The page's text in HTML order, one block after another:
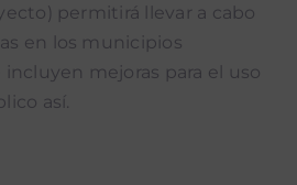
permitirá llevar a cabo
en los municipios
mejoras para el uso
así.